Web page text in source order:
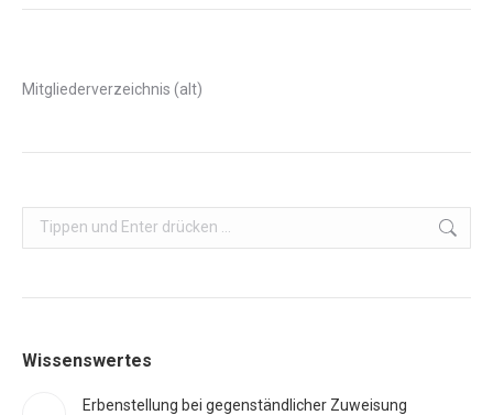
Mitgliederverzeichnis (alt)
Search:
Wissenswertes
Erbenstellung bei gegenständlicher Zuweisung